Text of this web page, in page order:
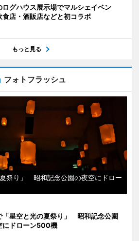
ログハウス展示場でマルシェイベン
店・酒販店などと初コラボ
もっと見る
フォトフラッシュ
祭り」 昭和記念公園の夜空にドロー
「星空と光の夏祭り」 昭和記念公園
にドローン500機